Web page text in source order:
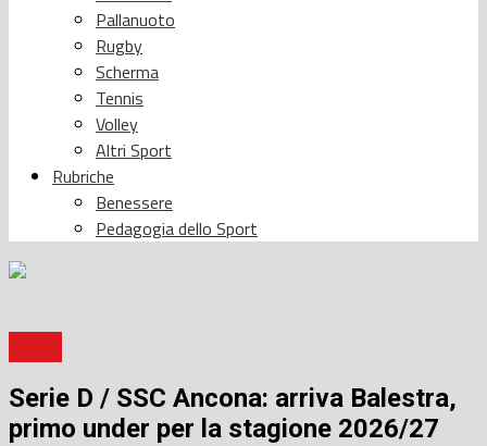
Pallanuoto
Rugby
Scherma
Tennis
Volley
Altri Sport
Rubriche
Benessere
Pedagogia dello Sport
Serie D / SSC Ancona: arriva Balestra,
primo under per la stagione 2026/27